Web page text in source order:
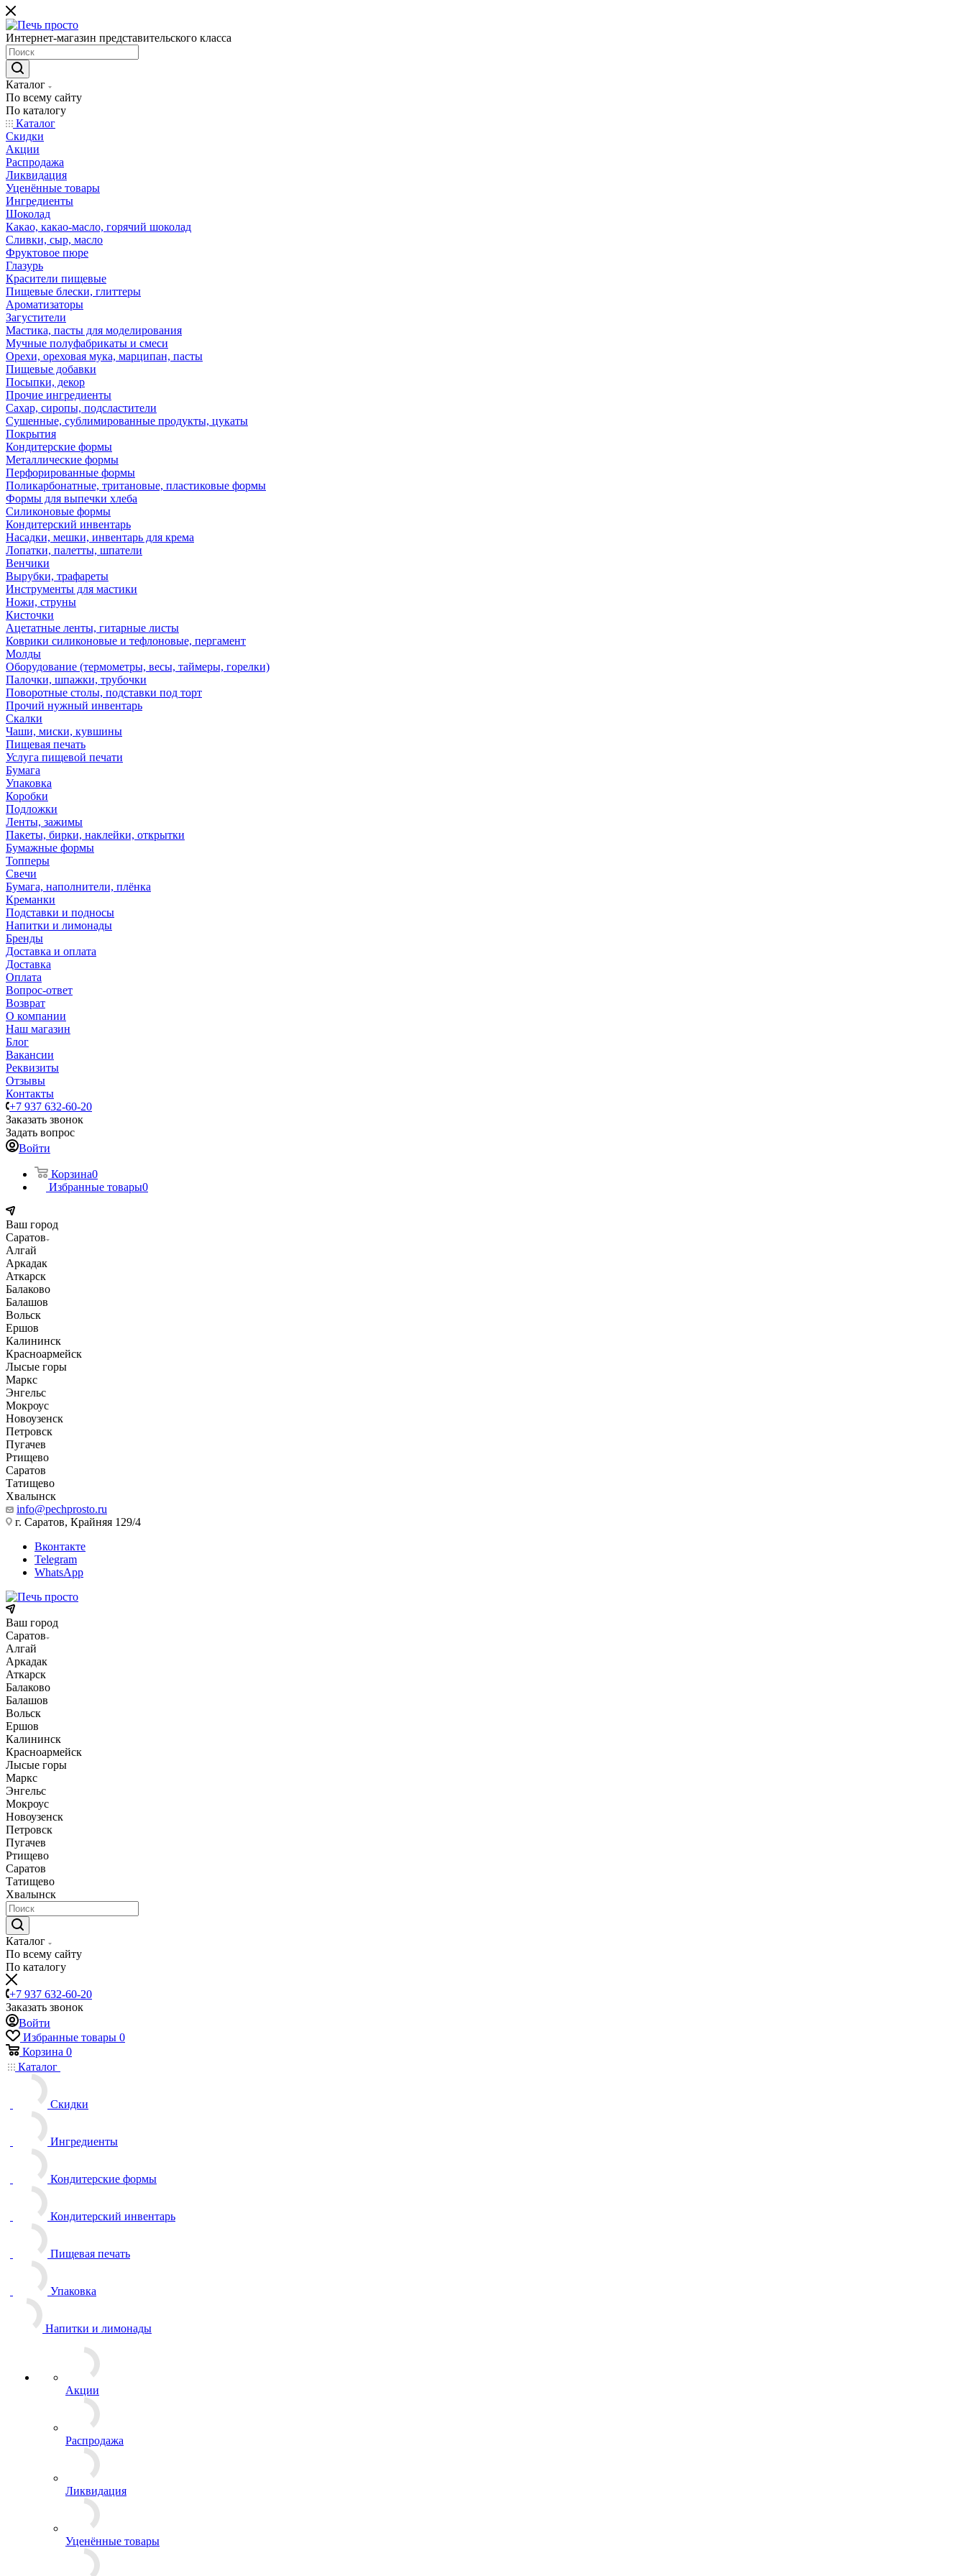
Интернет-магазин представительского класса
Каталог
По всему сайту
По каталогу
Каталог
Скидки
Акции
Распродажа
Ликвидация
Уценённые товары
Ингредиенты
Шоколад
Какао, какао-масло, горячий шоколад
Сливки, сыр, масло
Фруктовое пюре
Глазурь
Красители пищевые
Пищевые блески, глиттеры
Ароматизаторы
Загустители
Мастика, пасты для моделирования
Мучные полуфабрикаты и смеси
Орехи, ореховая мука, марципан, пасты
Пищевые добавки
Посыпки, декор
Прочие ингредиенты
Сахар, сиропы, подсластители
Сушенные, сублимированные продукты, цукаты
Покрытия
Кондитерские формы
Металлические формы
Перфорированные формы
Поликарбонатные, тритановые, пластиковые формы
Формы для выпечки хлеба
Силиконовые формы
Кондитерский инвентарь
Насадки, мешки, инвентарь для крема
Лопатки, палетты, шпатели
Венчики
Вырубки, трафареты
Инструменты для мастики
Ножи, струны
Кисточки
Ацетатные ленты, гитарные листы
Коврики силиконовые и тефлоновые, пергамент
Молды
Оборудование (термометры, весы, таймеры, горелки)
Палочки, шпажки, трубочки
Поворотные столы, подставки под торт
Прочий нужный инвентарь
Скалки
Чаши, миски, кувшины
Пищевая печать
Услуга пищевой печати
Бумага
Упаковка
Коробки
Подложки
Ленты, зажимы
Пакеты, бирки, наклейки, открытки
Бумажные формы
Топперы
Свечи
Бумага, наполнители, плёнка
Креманки
Подставки и подносы
Напитки и лимонады
Бренды
Доставка и оплата
Доставка
Оплата
Вопрос-ответ
Возврат
О компании
Наш магазин
Блог
Вакансии
Реквизиты
Отзывы
Контакты
+7 937 632-60-20
Заказать звонок
Задать вопрос
Войти
Корзина0
Избранные товары0
Ваш город
Саратов
Алгай
Аркадак
Аткарск
Балаково
Балашов
Вольск
Ершов
Калининск
Красноармейск
Лысые горы
Маркс
Энгельс
Мокроус
Новоузенск
Петровск
Пугачев
Ртищево
Саратов
Татищево
Хвалынск
info@pechprosto.ru
г. Саратов, Крайняя 129/4
Вконтакте
Telegram
WhatsApp
Ваш город
Саратов
Алгай
Аркадак
Аткарск
Балаково
Балашов
Вольск
Ершов
Калининск
Красноармейск
Лысые горы
Маркс
Энгельс
Мокроус
Новоузенск
Петровск
Пугачев
Ртищево
Саратов
Татищево
Хвалынск
Каталог
По всему сайту
По каталогу
+7 937 632-60-20
Заказать звонок
Войти
Избранные товары 0
Корзина 0
Каталог
Скидки
Ингредиенты
Кондитерские формы
Кондитерский инвентарь
Пищевая печать
Упаковка
Напитки и лимонады
Акции
Распродажа
Ликвидация
Уценённые товары